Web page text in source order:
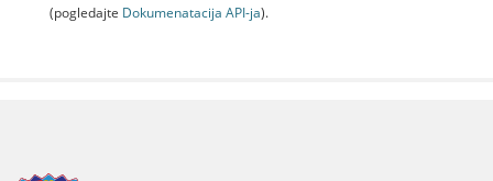
(pogledajte Dokumenаtаcijа API-jа).